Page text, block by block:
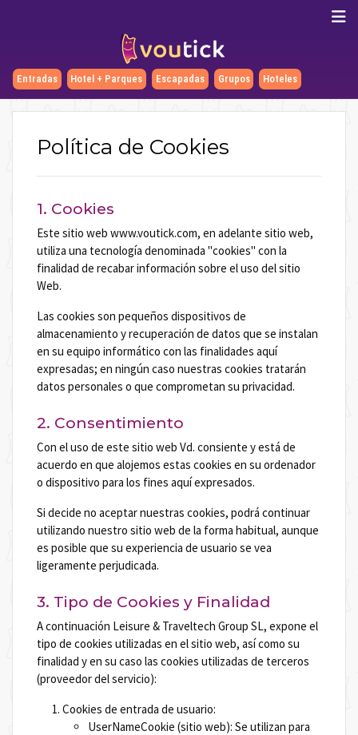
Entradas Hotel + Parques Escapadas Grupos Hoteles
Política de Cookies
1. Cookies
Este sitio web www.voutick.com, en adelante sitio web,
utiliza una tecnología denominada "cookies" con la
finalidad de recabar información sobre el uso del sitio
Web.
Las cookies son pequeños dispositivos de
almacenamiento y recuperación de datos que se instalan
en su equipo informático con las finalidades aquí
expresadas; en ningún caso nuestras cookies tratarán
datos personales o que comprometan su privacidad.
2. Consentimiento
Con el uso de este sitio web Vd. consiente y está de
acuerdo en que alojemos estas cookies en su ordenador
o dispositivo para los fines aquí expresados.
Si decide no aceptar nuestras cookies, podrá continuar
utilizando nuestro sitio web de la forma habitual, aunque
es posible que su experiencia de usuario se vea
ligeramente perjudicada.
3. Tipo de Cookies y Finalidad
A continuación Leisure & Traveltech Group SL, expone el
tipo de cookies utilizadas en el sitio web, así como su
finalidad y en su caso las cookies utilizadas de terceros
(proveedor del servicio):
Cookies de entrada de usuario:
UserNameCookie (sitio web): Se utilizan para